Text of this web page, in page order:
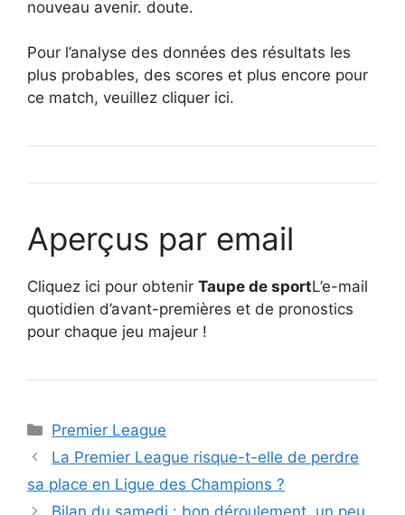
nouveau avenir. doute.
Pour l’analyse des données des résultats les
plus probables, des scores et plus encore pour
ce match, veuillez cliquer ici.
Aperçus par email
Cliquez ici pour obtenir Taupe de sportL’e-mail
quotidien d’avant-premières et de pronostics
pour chaque jeu majeur !
Catégories
Premier League
La Premier League risque-t-elle de perdre
sa place en Ligue des Champions ?